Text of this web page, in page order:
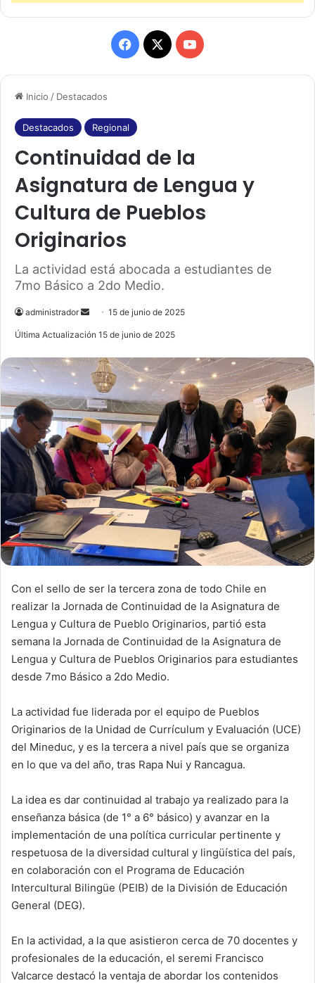
Inicio / Destacados
Destacados Regional
Continuidad de la
Asignatura de Lengua y
Cultura de Pueblos
Originarios
La actividad está abocada a estudiantes de
7mo Básico a 2do Medio.
administrador
e
d
a
n
e
m
a
i
l
15 de junio de 2025
Última Actualización 15 de junio de 2025
Con el sello de ser la tercera zona de todo Chile en
realizar la Jornada de Continuidad de la Asignatura de
Lengua y Cultura de Pueblo Originarios, partió esta
semana la Jornada de Continuidad de la Asignatura de
Lengua y Cultura de Pueblos Originarios para estudiantes
desde 7mo Básico a 2do Medio.
La actividad fue liderada por el equipo de Pueblos
Originarios de la Unidad de Currículum y Evaluación (UCE)
del Mineduc, y es la tercera a nivel país que se organiza
en lo que va del año, tras Rapa Nui y Rancagua.
La idea es dar continuidad al trabajo ya realizado para la
enseñanza básica (de 1° a 6° básico) y avanzar en la
implementación de una política curricular pertinente y
respetuosa de la diversidad cultural y lingüística del país,
en colaboración con el Programa de Educación
Intercultural Bilingüe (PEIB) de la División de Educación
General (DEG).
En la actividad, a la que asistieron cerca de 70 docentes y
profesionales de la educación, el seremi Francisco
Valcarce destacó la ventaja de abordar los contenidos
F
a
e
b
o
o
X
Y
o
b
e